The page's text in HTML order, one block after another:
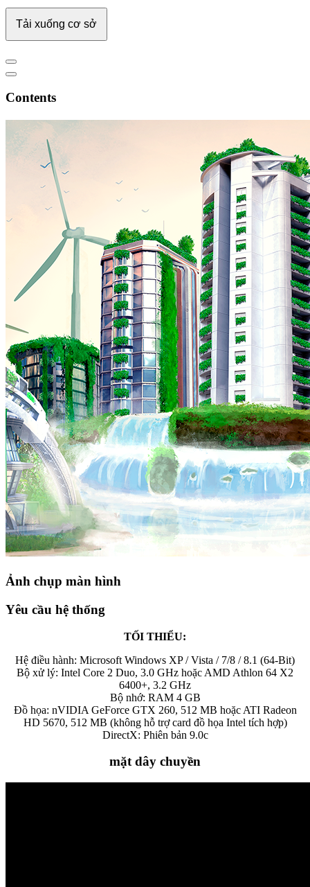
Tải xuống cơ sở
Contents
Ảnh chụp màn hình
Yêu cầu hệ thống
TỐI THIỂU:
Hệ điều hành: Microsoft Windows XP / Vista / 7/8 / 8.1 (64-Bit)
Bộ xử lý: Intel Core 2 Duo, 3.0 GHz hoặc AMD Athlon 64 X2
6400+, 3.2 GHz
Bộ nhớ: RAM 4 GB
Đồ họa: nVIDIA GeForce GTX 260, 512 MB hoặc ATI Radeon
HD 5670, 512 MB (không hỗ trợ card đồ họa Intel tích hợp)
DirectX: Phiên bản 9.0c
mặt dây chuyền